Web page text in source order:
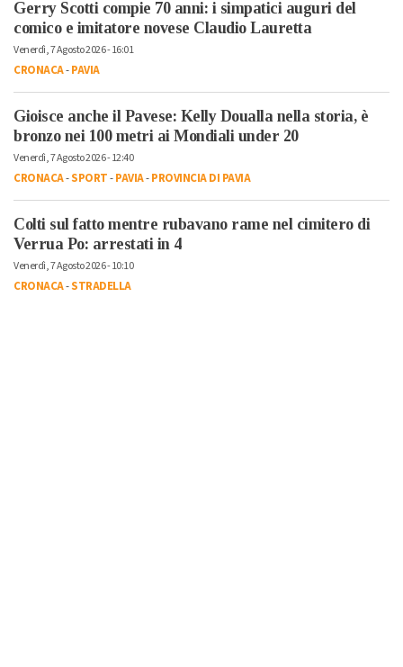
Gerry Scotti compie 70 anni: i simpatici auguri del
comico e imitatore novese Claudio Lauretta
Venerdì, 7 Agosto 2026 - 16:01
CRONACA-PAVIA
Gioisce anche il Pavese: Kelly Doualla nella storia, è
bronzo nei 100 metri ai Mondiali under 20
Venerdì, 7 Agosto 2026 - 12:40
CRONACA-SPORT-PAVIA-PROVINCIA DI PAVIA
Colti sul fatto mentre rubavano rame nel cimitero di
Verrua Po: arrestati in 4
Venerdì, 7 Agosto 2026 - 10:10
CRONACA-STRADELLA